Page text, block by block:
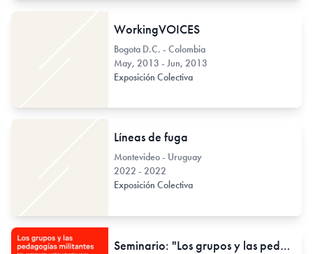
WorkingVOICES
Bogota D.C. - Colombia
May, 2013 - Jun, 2013
Exposición Colectiva
Líneas de fuga
Montevideo - Uruguay
2022 - 2022
Exposición Colectiva
Seminario: "Los grupos y las pedagogías militantes. Arte, participación y crítica educativa en los años setenta"